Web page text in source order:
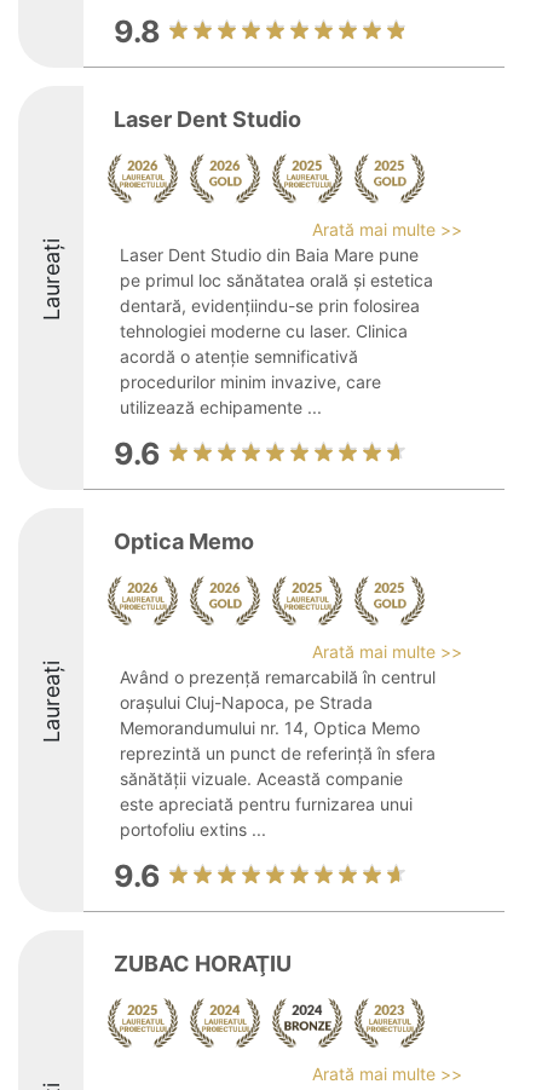
9.8
Laureați
Laser Dent Studio
Arată mai multe >>
Laser Dent Studio din Baia Mare pune
pe primul loc sănătatea orală și estetica
dentară, evidențiindu-se prin folosirea
tehnologiei moderne cu laser. Clinica
acordă o atenție semnificativă
procedurilor minim invazive, care
utilizează echipamente ...
9.6
Laureați
Optica Memo
Arată mai multe >>
Având o prezență remarcabilă în centrul
orașului Cluj-Napoca, pe Strada
Memorandumului nr. 14, Optica Memo
reprezintă un punct de referință în sfera
sănătății vizuale. Această companie
este apreciată pentru furnizarea unui
portofoliu extins ...
9.6
ZUBAC HORAŢIU
Arată mai multe >>